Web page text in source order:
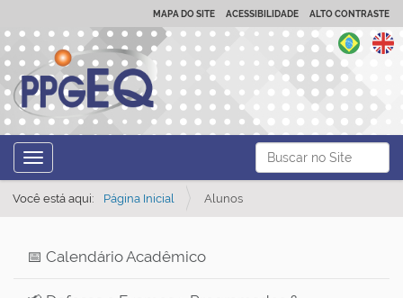
Busca
Busca Avançada…
MAPA DO SITE ACESSIBILIDADE ALTO CONTRASTE
Toggle navigation
Você está aqui: Página Inicial Alunos
📅 Calendário Acadêmico